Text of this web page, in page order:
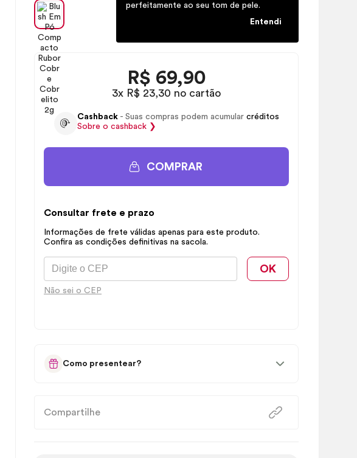
perfeitamente ao seu tom de pele.
Entendi
R$ 69,90
3x R$ 23,30 no cartão
Cashback- Suas compras podem acumular créditos
Sobre o cashback❯
COMPRAR
Consultar frete e prazo
Informações de frete válidas apenas para este produto.
Confira as condições definitivas na sacola.
OK
Não sei o CEP
Como presentear?
Compartilhe